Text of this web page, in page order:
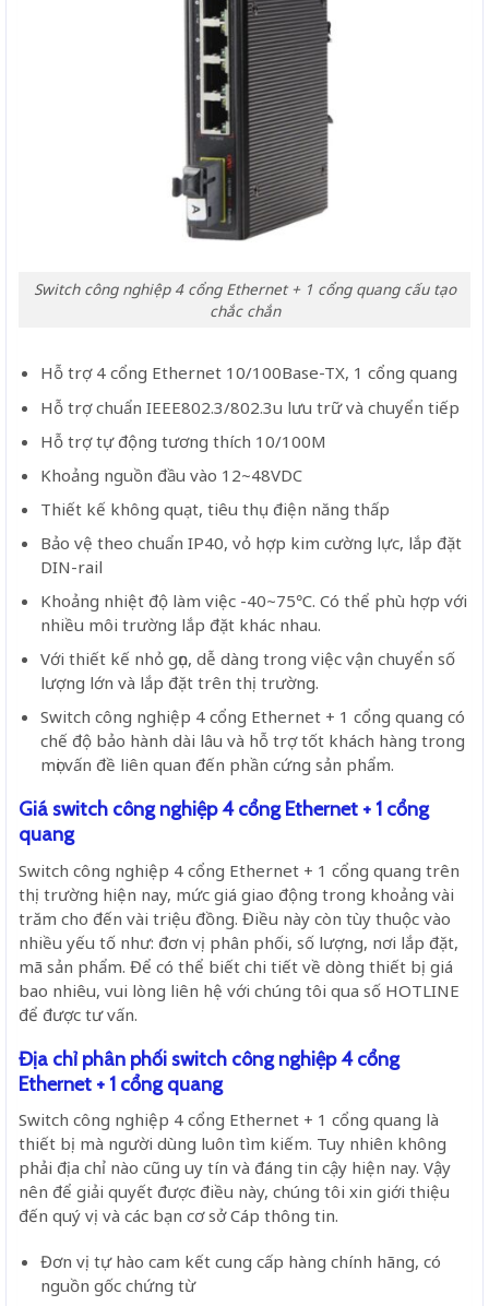
Switch công nghiệp 4 cổng Ethernet + 1 cổng quang cấu tạo
chắc chắn
Hỗ trợ 4 cổng Ethernet 10/100Base-TX, 1 cổng quang
Hỗ trợ chuẩn IEEE802.3/802.3u lưu trữ và chuyển tiếp
Hỗ trợ tự động tương thích 10/100M
Khoảng nguồn đầu vào 12~48VDC
Thiết kế không quạt, tiêu thụ điện năng thấp
Bảo vệ theo chuẩn IP40, vỏ hợp kim cường lực, lắp đặt
DIN-rail
Khoảng nhiệt độ làm việc -40~75℃. Có thể phù hợp với
nhiều môi trường lắp đặt khác nhau.
Với thiết kế nhỏ gọn, dễ dàng trong việc vận chuyển số
lượng lớn và lắp đặt trên thị trường.
Switch công nghiệp 4 cổng Ethernet + 1 cổng quang có
chế độ bảo hành dài lâu và hỗ trợ tốt khách hàng trong
mọi vấn đề liên quan đến phần cứng sản phẩm.
Giá switch công nghiệp 4 cổng Ethernet + 1 cổng
quang
Switch công nghiệp 4 cổng Ethernet + 1 cổng quang trên
thị trường hiện nay, mức giá giao động trong khoảng vài
trăm cho đến vài triệu đồng. Điều này còn tùy thuộc vào
nhiều yếu tố như: đơn vị phân phối, số lượng, nơi lắp đặt,
mã sản phẩm. Để có thể biết chi tiết về dòng thiết bị giá
bao nhiêu, vui lòng liên hệ với chúng tôi qua số HOTLINE
để được tư vấn.
Địa chỉ phân phối switch công nghiệp 4 cổng
Ethernet + 1 cổng quang
Switch công nghiệp 4 cổng Ethernet + 1 cổng quang là
thiết bị mà người dùng luôn tìm kiếm. Tuy nhiên không
phải địa chỉ nào cũng uy tín và đáng tin cậy hiện nay. Vậy
nên để giải quyết được điều này, chúng tôi xin giới thiệu
đến quý vị và các bạn cơ sở Cáp thông tin.
Đơn vị tự hào cam kết cung cấp hàng chính hãng, có
nguồn gốc chứng từ